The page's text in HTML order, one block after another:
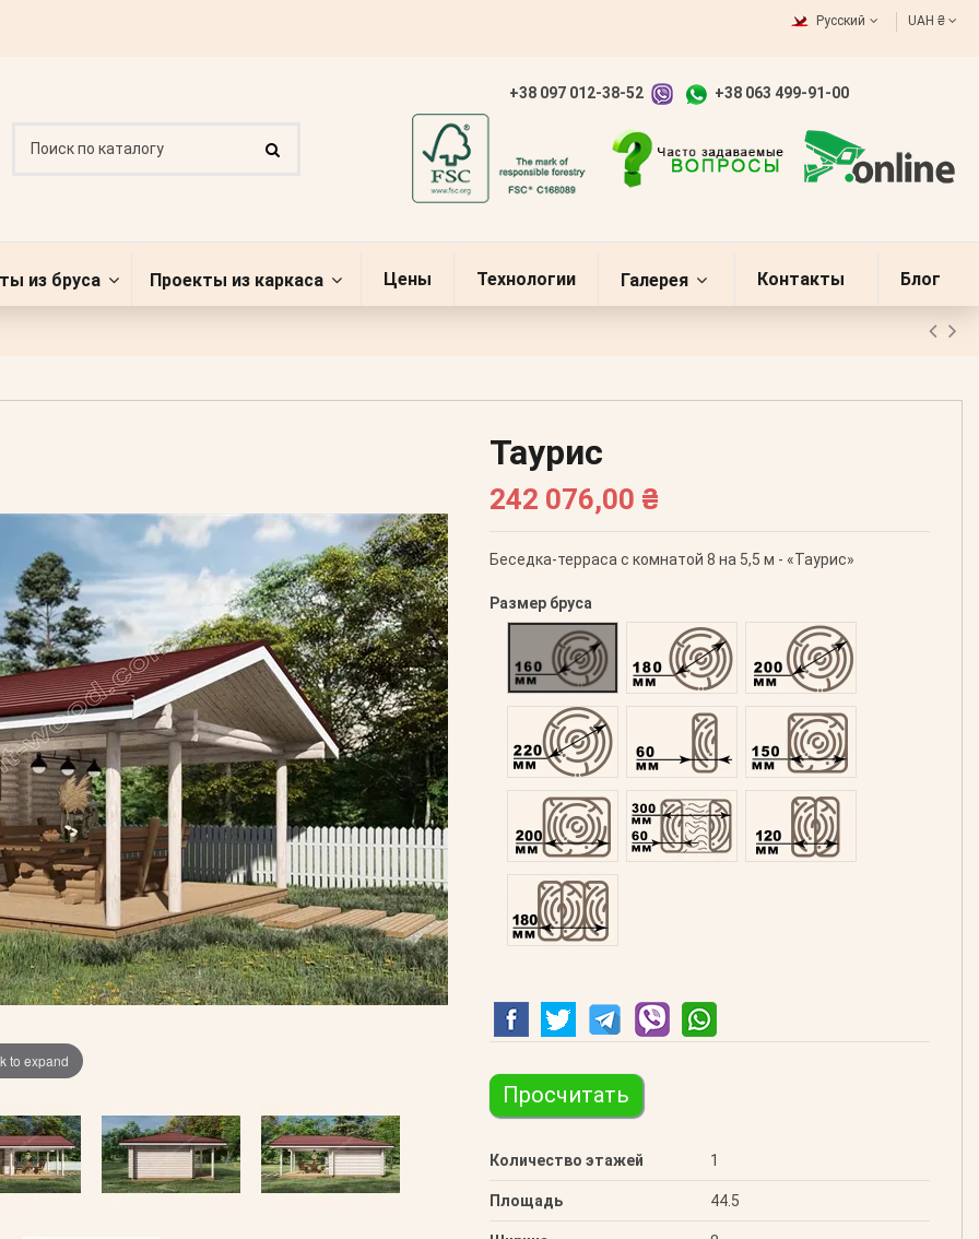
Русский UAH ₴
+38 097 012-38-52 +38 063 499-91-00
из бруса Проекты из каркаса Цены Технологии Галерея Контакты Блог
to expand
Таурис
242 076,00 ₴
Беседка-терраса с комнатой 8 на 5,5 м - «Таурис»
Размер бруса
Оцилиндрованний 160Оцилиндрованний 180Оцилиндрованний 200
Оцилиндрованний 220Профилированний 60Профилированний 150
Профилированний 200
Двойной 300 Клееный 120
Клееный 180
Просчитать
Количество этажей 1
Площадь 44.5